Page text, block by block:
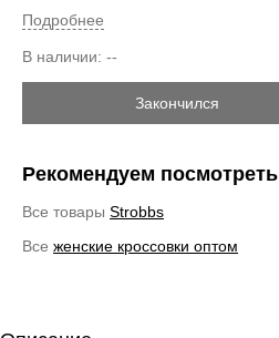
Подробнее
В наличии: --
Закончился
Рекомендуем посмотреть
Все товары Strobbs
Все женские кроссовки оптом